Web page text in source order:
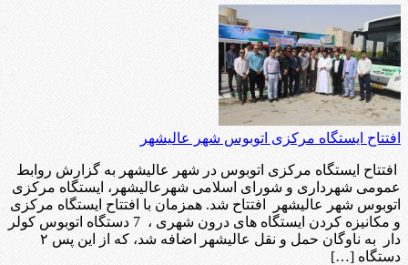
افتتاح ایستگاه مرکزی اتوبوس شهر عالیشهر
افتتاح ایستگاه مرکزی اتوبوس در شهر عالیشهر به گزارش روابط
عمومی شهرداری و شورای اسلامی شهرعالیشهر، ایستگاه مرکزی
اتوبوس شهر عالیشهر افتتاح شد. همزمان با افتتاح ایستگاه مرکزی
و مکانیزه کردن ایستگاه های درون شهری ، 7 دستگاه اتوبوس کولر
دار به ناوگان حمل و نقل عالیشهر اضافه شد، که از این پس ۲
دستگاه […]